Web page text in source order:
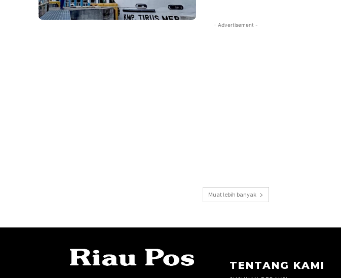
- Advertisement -
Muat lebih banyak
TENTANG KAMI